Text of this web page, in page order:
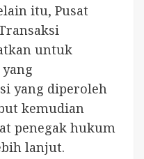
itu, Pusat
untuk
yang diperoleh
kemudian
penegak hukum
lanjut.